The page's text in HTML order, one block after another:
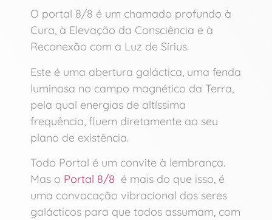
O portal 8/8 é um chamado profundo à
Cura, à Elevação da Consciência e à
Reconexão com a Luz de Sírius.
Este é uma abertura galáctica, uma fenda
luminosa no campo magnético da Terra,
pela qual energias de altíssima
frequência, fluem diretamente ao seu
plano de existência.
Todo Portal é um convite à lembrança.
Mas o Portal 8/8 é mais do que isso, é
uma convocação vibracional dos seres
galácticos para que todos assumam, com